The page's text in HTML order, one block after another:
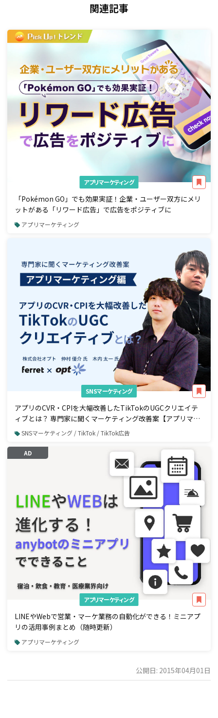
関連記事
アプリマーケティング
「Pokémon GO」でも効果実証！企業・ユーザー双方にメリ
ットがある「リワード広告」で広告をポジティブに
アプリマーケティング
SNSマーケティング
アプリのCVR・CPIを大幅改善したTikTokのUGCクリエイテ
ィブとは？ 専門家に聞くマーケティング改善案【アプリマー
ケティング編】
SNSマーケティング / TikTok / TikTok広告
AD
アプリマーケティング
LINEやWebで営業・マーケ業務の自動化ができる！ミニアプ
リの活用事例まとめ（随時更新）
アプリマーケティング
公開日: 2015年04月01日